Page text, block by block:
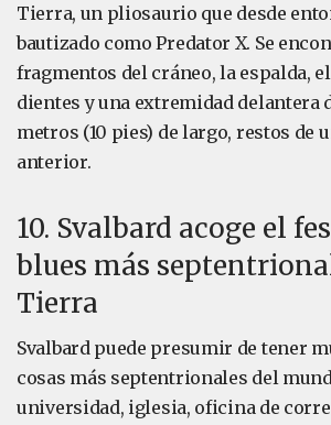
Tierra, un pliosaurio que desde
bautizado como Predator X. Se
fragmentos del cráneo, la espalda,
dientes y una extremidad delantera
metros (10 pies) de largo, restos de
anterior.
10. Svalbard acoge el
blues más
Tierra
Svalbard puede presumir de tener
cosas más septentrionales del
universidad, iglesia, oficina de